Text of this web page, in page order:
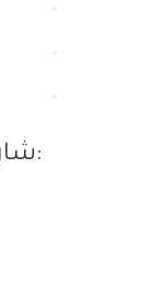
شارك هذا الموضوع: